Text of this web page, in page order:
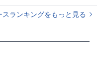
ランキングをもっと見る